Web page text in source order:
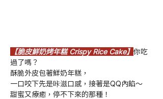
【脆皮鮮奶烤年糕 Crispy Rice Cake】 你吃
過了嗎？
酥脆外皮包著鮮奶年糕，
一口咬下先是咔滋口感，接著是QQ內餡～
甜蜜又療癒，停不下來的那種！